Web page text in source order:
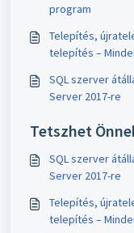
program
Telepítés,
telepítés –
SQL szerver
Server 2017-re
Tetszhet
SQL szerver
Server 2017-re
Telepítés,
telepítés –